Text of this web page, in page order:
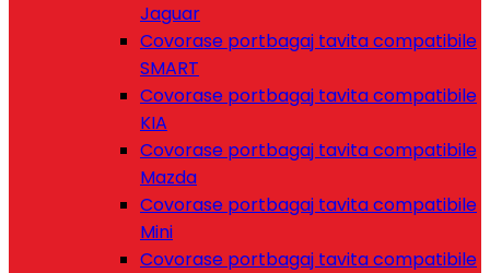
Jaguar
Covorase portbagaj tavita compatibile
SMART
Covorase portbagaj tavita compatibile
KIA
Covorase portbagaj tavita compatibile
Mazda
Covorase portbagaj tavita compatibile
Mini
Covorase portbagaj tavita compatibile